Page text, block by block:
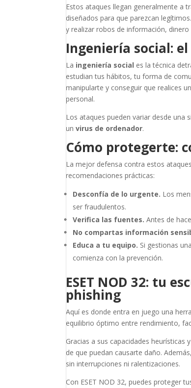
Estos ataques llegan generalmente a
diseñados para que parezcan
y realizar robos de información,
Ingeniería social:
La ingeniería social es la técnica
estudian tus hábitos, tu forma de
manipularte y conseguir que realices
personal.
Los ataques pueden variar desde
unvirus de ordenador.
Cómo protegerte:
La mejor defensa contra estos
recomendaciones prácticas:
Desconfía de lo urgente. Los
ser fraudulentos.
Verifica las fuentes. Antes de
No compartas información
Educa a tu equipo. Si gestionas
comienza con la prevención.
ESET NOD 32: tu
phishing
Aquí es donde entra en juego una
equilibrio óptimo entre rendimiento,
Gracias a sus capacidades
de que puedan causarte daño.
sin interrupciones ni ralentizaciones.
Con ESET NOD 32, puedes proteger